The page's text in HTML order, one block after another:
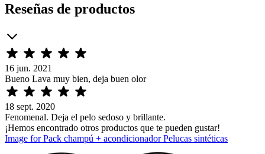
Reseñas de productos
16 jun. 2021
Bueno Lava muy bien, deja buen olor
18 sept. 2020
Fenomenal. Deja el pelo sedoso y brillante.
¡Hemos encontrado otros productos que te pueden gustar!
Image for Pack champú + acondicionador Pelucas sintéticas